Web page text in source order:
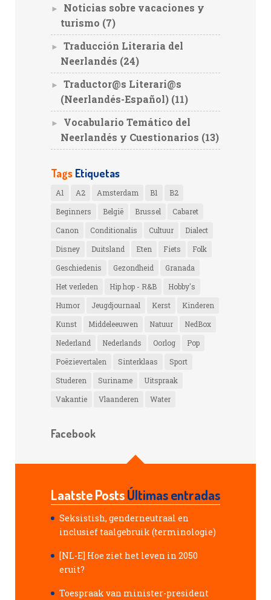
►
Noticias sobre vacaciones y
turismo (7)
►
Traducción Literaria del
Neerlandés (24)
►
Traductor@s Literari@s
(Neerlandés-Español) (11)
►
Vocabulario Temático del
Neerlandés y Cuestionarios (13)
Tags Etiquetas
A1 A2 Amsterdam B1
B2
Beginners
België Brussel
Cabaret
Canon
Conditionalis Cultuur
Dialect
Disney
Duitsland Eten Fiets
Folk
Geschiedenis
Gezondheid
Granada
Het verleden
Hip hop - R&B
Hobby's
Humor
Jeugdjournaal Kerst
Kinderen
Kunst
Middeleeuwen Natuur
NedBox
Nederland
Nederlands Oorlog
Pop
Poëzievertalen
Sinterklaas
Sport
Studeren
Suriname
Uitspraak
Vakantie
Vlaanderen Water
Facebook
Laatste PostsÚltimas entradas
Seksistish, genderneutraal en
inclusief taalgebruik (terminologie)
[NL-E] Hoe ziet het leven in 2050
eruit?
Toespraak van minister-president